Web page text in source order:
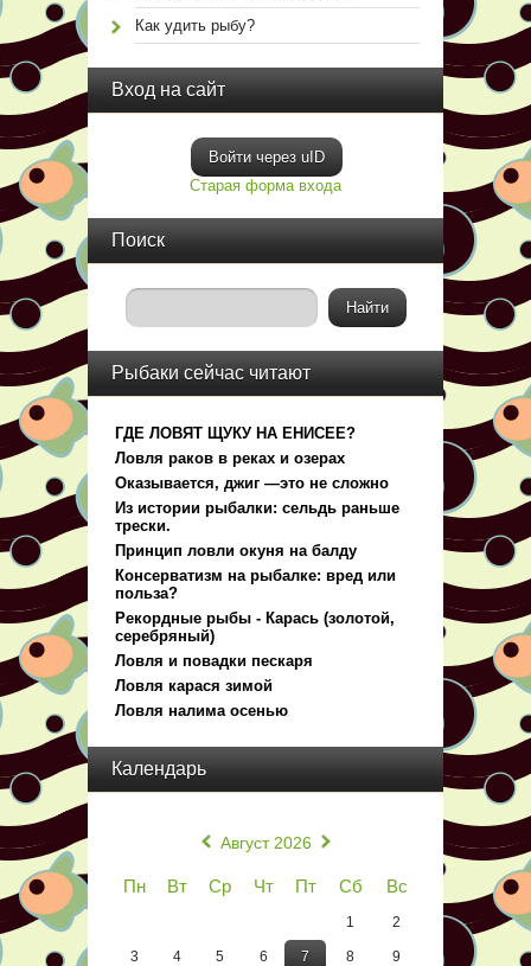
Как удить рыбу?
Вход на сайт
Войти через uID
Старая форма входа
Поиск
Рыбаки сейчас читают
ГДЕ ЛОВЯТ ЩУКУ НА ЕНИСЕЕ?
Ловля раков в реках и озерах
Оказывается, джиг —это не сложно
Из истории рыбалки: сельдь раньше
трески.
Принцип ловли окуня на балду
Консерватизм на рыбалке: вред или
польза?
Рекордные рыбы - Карась (золотой,
серебряный)
Ловля и повадки пескаря
Ловля карася зимой
Ловля налима осенью
Календарь
« Август 2026 »
Пн Вт Ср Чт Пт Сб Вс
1 2
3 4 5 6 7 8 9